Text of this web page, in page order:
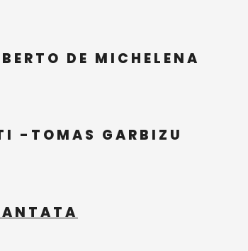
DE MICHELENA
-TOMAS GARBIZU